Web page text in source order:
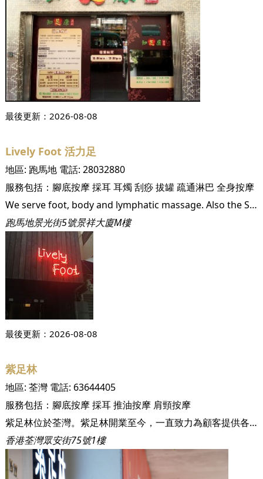
最後更新： 2026-08-08
Lively Foot 活力足
地區: 跑馬地電話: 28032880
服務包括： 腳底按摩採耳耳燭 刮痧拔罐疏通淋巴 全身按摩
We serve foot, body and lymphatic massage. Also the Shanghai style pedicure. Please come and have a massage in the Lively Foot!
跑馬地景光街5號景祥大廈M樓
最後更新： 2026-08-08
紫足林
地區: 荃灣電話: 63644405
服務包括： 腳底按摩採耳推油按摩 肩頸按摩
紫足林位於荃灣。紫足林開業至今，一直致力為顧客提供各式各樣的專業按摩和推油等服務， 在鬧市中為顧客提供一個能夠放鬆身心靈的地方。
香港荃灣眾安街75號1樓